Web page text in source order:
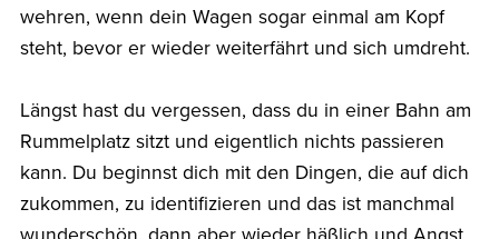
wehren, wenn dein Wagen sogar einmal am Kopf
steht, bevor er wieder weiterfährt und sich umdreht.
Längst hast du vergessen, dass du in einer Bahn am
Rummelplatz sitzt und eigentlich nichts passieren
kann. Du beginnst dich mit den Dingen, die auf dich
zukommen, zu identifizieren und das ist manchmal